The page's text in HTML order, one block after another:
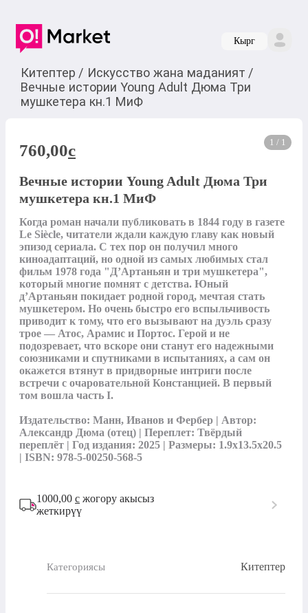
Кырг
Китептер / Искусство жана маданият /
Вечные истории Young Adult Дюма Три
мушкетера кн.1 МиФ
1 / 1
760,00c
Вечные истории Young Adult Дюма Три
мушкетера кн.1 МиФ
Когда роман начали публиковать в 1844 году в газете
Le Siècle, читатели ждали каждую главу как новый
эпизод сериала. С тех пор он получил много
киноадаптаций, но одной из самых любимых стал
фильм 1978 года "Д’Артаньян и три мушкетера",
который многие помнят с детства. Юный
д’Артаньян покидает родной город, мечтая стать
мушкетером. Но очень быстро его вспыльчивость
приводит к тому, что его вызывают на дуэль сразу
трое — Атос, Арамис и Портос. Герой и не
подозревает, что вскоре они станут его надежными
союзниками и спутниками в испытаниях, а сам он
окажется втянут в придворные интриги после
встречи с очаровательной Констанцией. В первый
том вошла часть I.
Издательство: Манн, Иванов и Фербер | Автор:
Александр Дюма (отец) | Переплет: Твёрдый
переплёт | Год издания: 2025 | Размеры: 1.9x13.5x20.5
| ISBN: 978-5-00250-568-5
1000,00 с жогору акысыз
жеткирүү
Категориясы Китептер